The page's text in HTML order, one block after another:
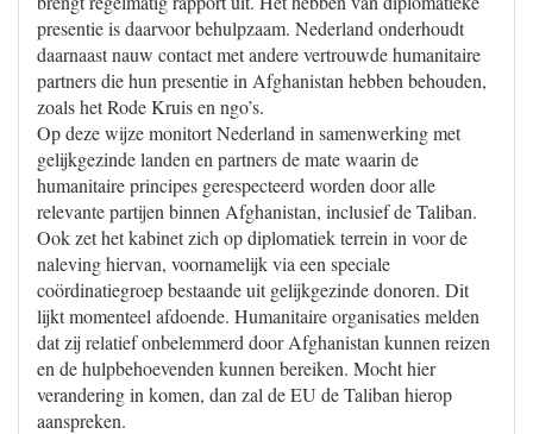
presentie is daarvoor behulpzaam. Nederland onderhoudt
daarnaast nauw contact met andere vertrouwde humanitaire
partners die hun presentie in Afghanistan hebben behouden,
zoals het Rode Kruis en ngo’s.
Op deze wijze monitort Nederland in samenwerking met
gelijkgezinde landen en partners de mate waarin de
humanitaire principes gerespecteerd worden door alle
relevante partijen binnen Afghanistan, inclusief de Taliban.
Ook zet het kabinet zich op diplomatiek terrein in voor de
naleving hiervan, voornamelijk via een speciale
coördinatiegroep bestaande uit gelijkgezinde donoren. Dit
lijkt momenteel afdoende. Humanitaire organisaties melden
dat zij relatief onbelemmerd door Afghanistan kunnen reizen
en de hulpbehoevenden kunnen bereiken. Mocht hier
verandering in komen, dan zal de EU de Taliban hierop
aanspreken.